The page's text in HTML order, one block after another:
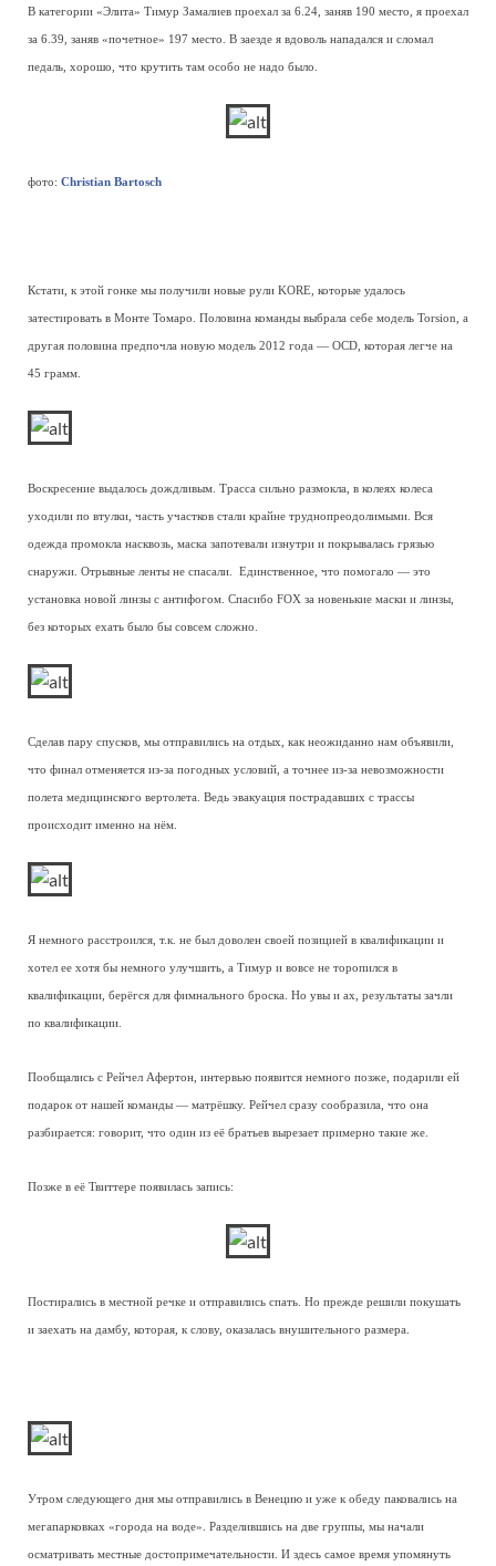
В категории «Элита» Тимур Замалиев проехал за 6.24, заняв 190 место, я проехал
за 6.39, заняв «почетное» 197 место. В заезде я вдоволь нападался и сломал
педаль, хорошо, что крутить там особо не надо было.
фото: Christian Bartosch
Кстати, к этой гонке мы получили новые рули KORE, которые удалось
затестировать в Монте Томаро. Половина команды выбрала себе модель Torsion, а
другая половина предпочла новую модель 2012 года — OCD, которая легче на
45 грамм.
Воскресение выдалось дождливым. Трасса сильно размокла, в колеях колеса
уходили по втулки, часть участков стали крайне труднопреодолимыми. Вся
одежда промокла насквозь, маска запотевали изнутри и покрывалась грязью
снаружи. Отрывные ленты не спасали. Единственное, что помогало — это
установка новой линзы с антифогом. Спасибо FOX за новенькие маски и линзы,
без которых ехать было бы совсем сложно.
Сделав пару спусков, мы отправились на отдых, как неожиданно нам объявили,
что финал отменяется из-за погодных условий, а точнее из-за невозможности
полета медицинского вертолета. Ведь эвакуация пострадавших с трассы
происходит именно на нём.
Я немного расстроился, т.к. не был доволен своей позицией в квалификации и
хотел ее хотя бы немного улучшить, а Тимур и вовсе не торопился в
квалификации, берёгся для фимнального броска. Но увы и ах, результаты зачли
по квалификации.
Пообщались с Рейчел Афертон, интервью появится немного позже, подарили ей
подарок от нашей команды — матрёшку. Рейчел сразу сообразила, что она
разбирается: говорит, что один из её братьев вырезает примерно такие же.
Позже в её Твиттере появилась запись:
Постирались в местной речке и отправились спать. Но прежде решили покушать
и заехать на дамбу, которая, к слову, оказалась внушительного размера.
Утром следующего дня мы отправились в Венецию и уже к обеду паковались на
мегапарковках «города на воде». Разделившись на две группы, мы начали
осматривать местные достопримечательности. И здесь самое время упомянуть